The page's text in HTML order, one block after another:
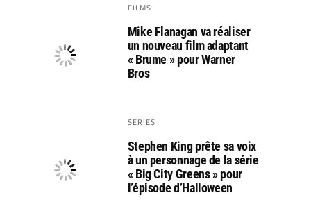
FILMS
Mike Flanagan va réaliser
un nouveau film adaptant
« Brume » pour Warner
Bros
SERIES
Stephen King prête sa voix
à un personnage de la série
« Big City Greens » pour
l’épisode d’Halloween